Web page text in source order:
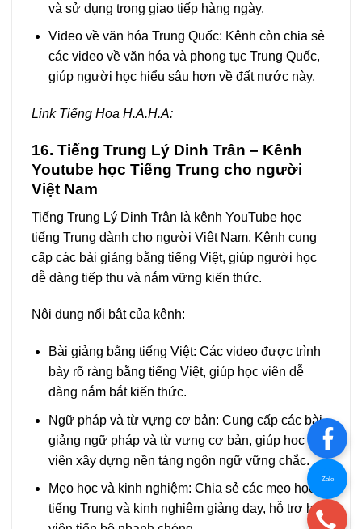
và sử dụng trong giao tiếp hàng ngày.
Video về văn hóa Trung Quốc: Kênh còn chia sẻ
các video về văn hóa và phong tục Trung Quốc,
giúp người học hiểu sâu hơn về đất nước này.
Link Tiếng Hoa H.A.H.A:
16. Tiếng Trung Lý Dinh Trân – Kênh
Youtube học Tiếng Trung cho người
Việt Nam
Tiếng Trung Lý Dinh Trân là kênh YouTube học
tiếng Trung dành cho người Việt Nam. Kênh cung
cấp các bài giảng bằng tiếng Việt, giúp người học
dễ dàng tiếp thu và nắm vững kiến thức.
Nội dung nổi bật của kênh:
Bài giảng bằng tiếng Việt: Các video được trình
bày rõ ràng bằng tiếng Việt, giúp học viên dễ
dàng nắm bắt kiến thức.
Ngữ pháp và từ vựng cơ bản: Cung cấp các bài
giảng ngữ pháp và từ vựng cơ bản, giúp học
viên xây dựng nền tảng ngôn ngữ vững chắc.
Mẹo học và kinh nghiệm: Chia sẻ các mẹo học
tiếng Trung và kinh nghiệm giảng dạy, hỗ trợ học
Zalo